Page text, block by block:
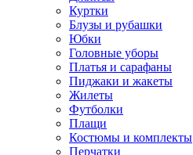
Куртки
Блузы и рубашки
Юбки
Головные уборы
Платья и сарафаны
Пиджаки и жакеты
Жилеты
Футболки
Плащи
Костюмы и комплекты
Перчатки